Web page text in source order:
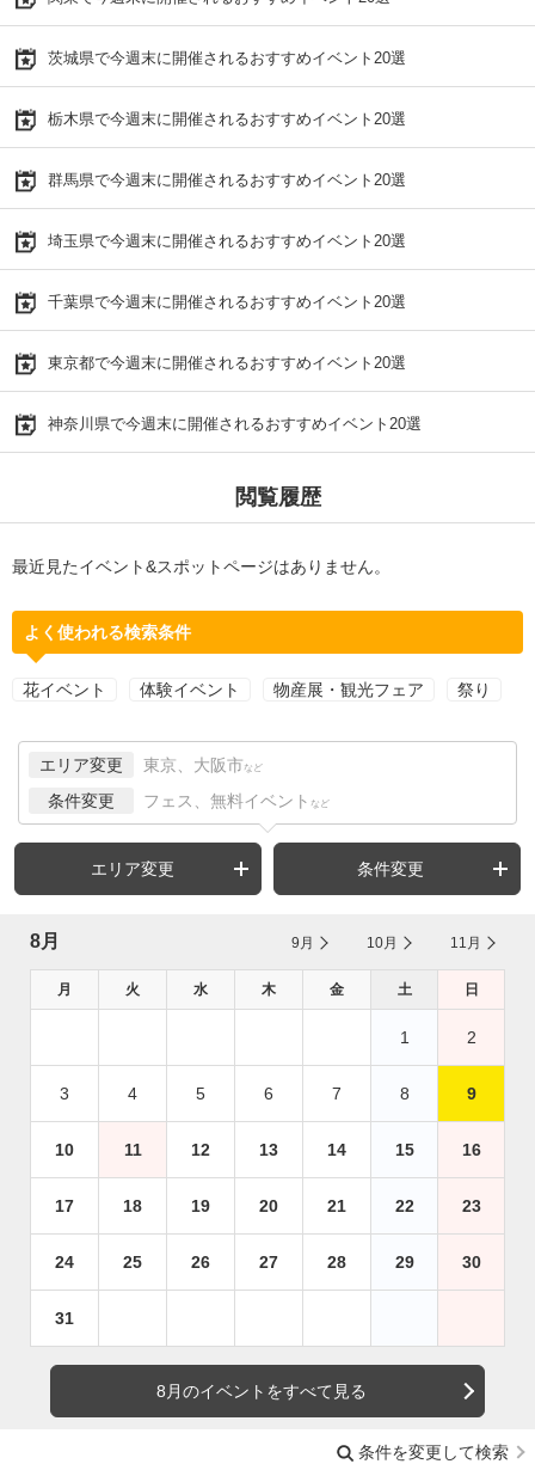
茨城県で今週末に開催されるおすすめイベント20選
栃木県で今週末に開催されるおすすめイベント20選
群馬県で今週末に開催されるおすすめイベント20選
埼玉県で今週末に開催されるおすすめイベント20選
千葉県で今週末に開催されるおすすめイベント20選
東京都で今週末に開催されるおすすめイベント20選
神奈川県で今週末に開催されるおすすめイベント20選
閲覧履歴
最近見たイベント&スポットページはありません。
よく使われる検索条件
花イベント 体験イベント 物産展・観光フェア 祭り
エリア変更 東京、大阪市 など
条件変更 フェス、無料イベント など
エリア変更 条件変更
8月 9月 10月 11月
月 火 水 木 金 土 日
1 2
3 4 5 6 7 8 9
10 11 12 13 14 15 16
17 18 19 20 21 22 23
24 25 26 27 28 29 30
31
8月のイベントをすべて見る
条件を変更して検索